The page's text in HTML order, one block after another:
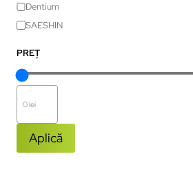
Dentium
SAESHIN
PREȚ
Aplică